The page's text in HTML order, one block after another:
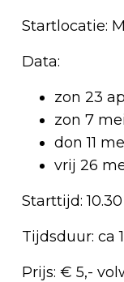
Startlocatie:
Data:
zon 23
zon 7
don 11
vrij 26
Starttijd:
Tijdsduur: ca
Prijs: € 5,-